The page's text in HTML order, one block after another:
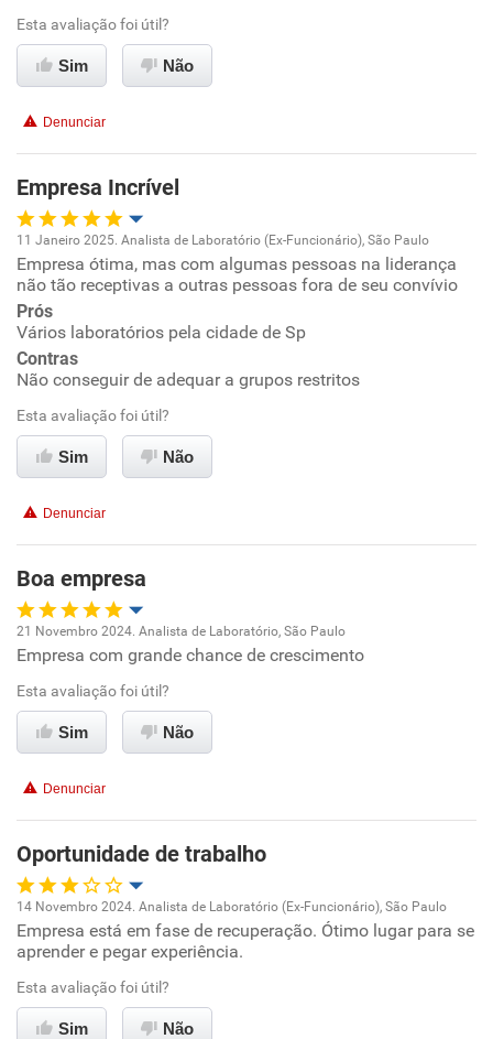
Conciliação com a vida familiar
Esta avaliação foi útil?
Sim Não
Denunciar
Empresa Incrível
Oportunidade de promoção
Ambiente de trabalho
Conciliação com a vida familiar
Benefícios
11 Janeiro 2025. Analista de Laboratório (Ex-Funcionário), São Paulo
Empresa ótima, mas com algumas pessoas na liderança
não tão receptivas a outras pessoas fora de seu convívio
Prós
Vários laboratórios pela cidade de Sp
Contras
Não conseguir de adequar a grupos restritos
Esta avaliação foi útil?
Sim Não
Denunciar
Boa empresa
Oportunidade de promoção
Ambiente de trabalho
Benefícios
Recomenda esta empresa
Recomenda a diretoria
21 Novembro 2024. Analista de Laboratório, São Paulo
Empresa com grande chance de crescimento
Esta avaliação foi útil?
Sim Não
Denunciar
Oportunidade de trabalho
Oportunidade de promoção
Ambiente de trabalho
14 Novembro 2024. Analista de Laboratório (Ex-Funcionário), São Paulo
Empresa está em fase de recuperação. Ótimo lugar para se
aprender e pegar experiência.
Esta avaliação foi útil?
Sim Não